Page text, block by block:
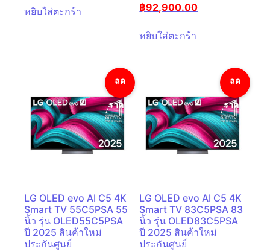
หยิบใส่ตะกร้า ฿92,900.00
หยิบใส่ตะกร้า
ลด
ราคา!
LG OLED evo AI C5 4K
Smart TV 55C5PSA 55
นิ้ว รุ่น OLED55C5PSA
ปี 2025 สินค้าใหม่
ประกันศูนย์
ลด
ราคา!
LG OLED evo AI C5 4K
Smart TV 83C5PSA 83
นิ้ว รุ่น OLED83C5PSA
ปี 2025 สินค้าใหม่
ประกันศูนย์